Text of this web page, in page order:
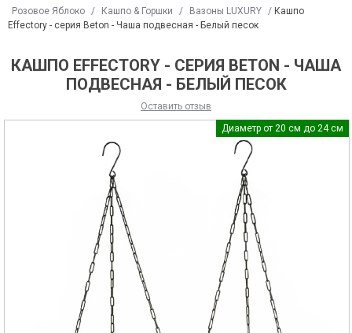
Розовое Яблоко / Кашпо & Горшки / Вазоны LUXURY / Кашпо
Effectory - серия Beton - Чаша подвесная - Белый песок
КАШПО EFFECTORY - СЕРИЯ BETON - ЧАША
ПОДВЕСНАЯ - БЕЛЫЙ ПЕСОК
Оставить отзыв
Диаметр от 20 см до 24 см